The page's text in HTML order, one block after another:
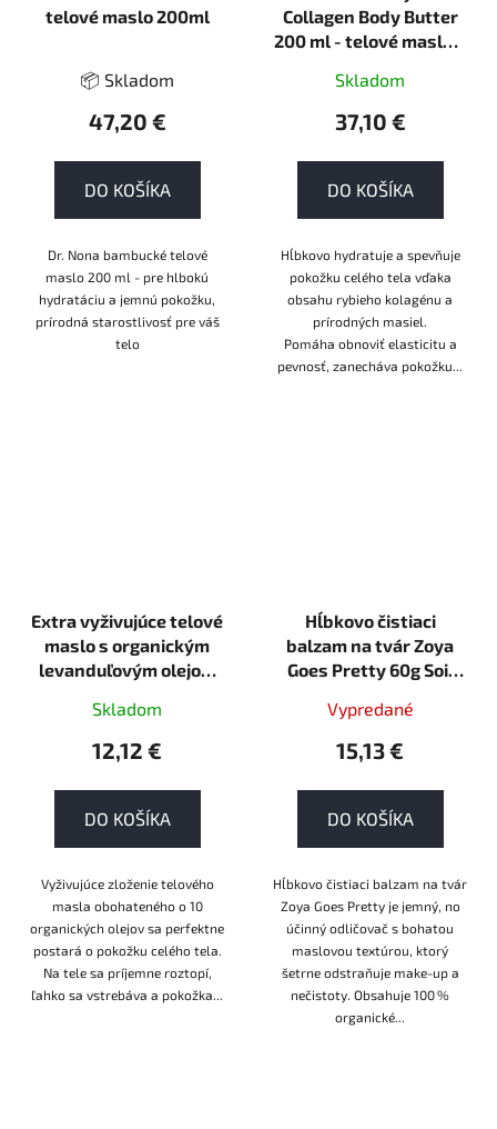
telové maslo 200ml
📦 Skladom
47,20 €
DO KOŠÍKA
Dr. Nona bambucké telové
maslo 200 ml - pre hlbokú
hydratáciu a jemnú pokožku,
prírodná starostlivosť pre váš
telo
Collagen Body Butter
200 ml - telové maslo s
kolagénu
Skladom
37,10 €
DO KOŠÍKA
Hĺbkovo hydratuje a spevňuje
pokožku celého tela vďaka
obsahu rybieho kolagénu a
prírodných masiel.
Pomáha obnoviť elasticitu a
pevnosť, zanecháva pokožku...
Extra vyživujúce telové
maslo s organickým
levanduľovým olejom
normálna
Skladom
12,12 €
DO KOŠÍKA
Vyživujúce zloženie telového
masla obohateného o 10
organických olejov sa perfektne
postará o pokožku celého tela.
Na tele sa príjemne roztopí,
ľahko sa vstrebáva a pokožka...
Hĺbkovo čistiaci
balzam na tvár Zoya
Goes Pretty 60g Soil
Vypredané
15,13 €
DO KOŠÍKA
Hĺbkovo čistiaci balzam na tvár
Zoya Goes Pretty je jemný, no
účinný odličovač s bohatou
maslovou textúrou, ktorý
šetrne odstraňuje make-up a
nečistoty. Obsahuje 100 %
organické...